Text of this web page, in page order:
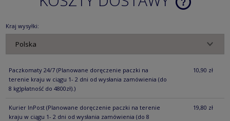
CENA NIE
Kraj wysyłki:
Paczkomaty 24/7 (Planowane doręczenie paczki na
terenie kraju w ciągu 1- 2 dni od wysłania zamówienia (do
8 kg)płatność do 4800zł).)
10,90 zł
Kurier InPost (Planowane doręczenie paczki na terenie
kraju w ciągu 1- 2 dni od wysłania zamówienia (do 8
19,80 zł